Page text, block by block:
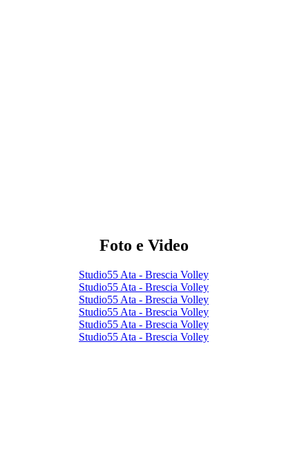
Foto e Video
Studio55 Ata - Brescia Volley
Studio55 Ata - Brescia Volley
Studio55 Ata - Brescia Volley
Studio55 Ata - Brescia Volley
Studio55 Ata - Brescia Volley
Studio55 Ata - Brescia Volley